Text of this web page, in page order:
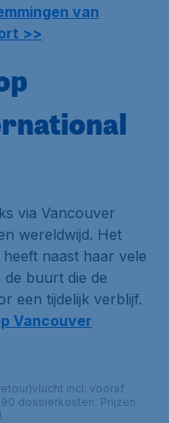
van
>>
via Vancouver
wereldwijd. Het
naast haar vele
buurt die de
een tijdelijk verblijf.
Vancouver
incl. vooraf
dossierkosten. Prijzen